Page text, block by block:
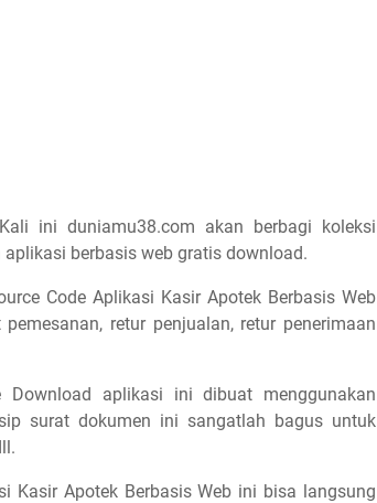
ini duniamu38.com akan berbagi koleksi
berbasis web gratis download.
Code Aplikasi Kasir Apotek Berbasis Web
retur penjualan, retur penerimaan
Download aplikasi ini dibuat menggunakan
surat dokumen ini sangatlah bagus untuk
Kasir Apotek Berbasis Web ini bisa langsung